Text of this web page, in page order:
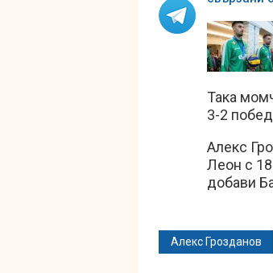
Така
3-2
Алекс
Леон с
добави
Алекс Грозданов